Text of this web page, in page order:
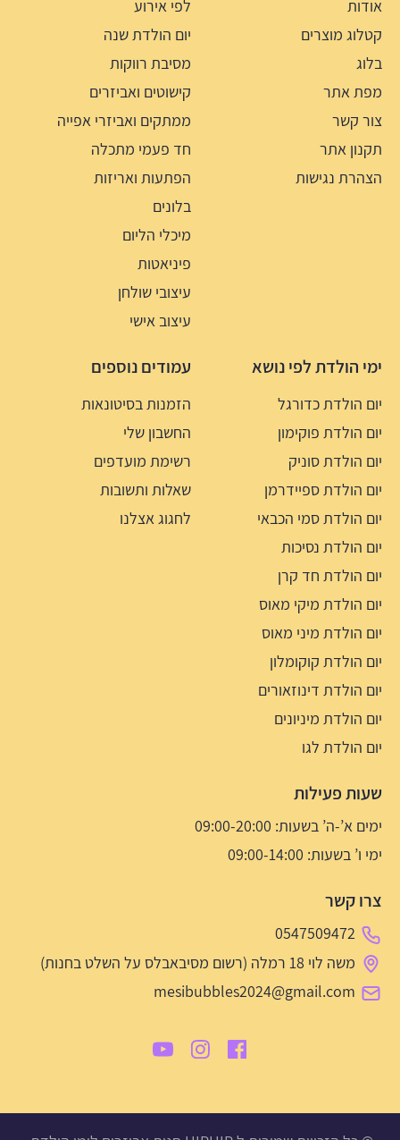
אודות
קטלוג מוצרים
בלוג
מפת אתר
צור קשר
תקנון אתר
הצהרת נגישות
לפי אירוע
יום הולדת שנה
מסיבת רווקות
קישוטים ואביזרים
ממתקים ואביזרי אפייה
חד פעמי מתכלה
הפתעות ואריזות
בלונים
מיכלי הליום
פיניאטות
עיצובי שולחן
עיצוב אישי
ימי הולדת לפי נושא
יום הולדת כדורגל
יום הולדת פוקימון
יום הולדת סוניק
יום הולדת ספיידרמן
יום הולדת סמי הכבאי
יום הולדת נסיכות
יום הולדת חד קרן
יום הולדת מיקי מאוס
יום הולדת מיני מאוס
יום הולדת קוקומלון
יום הולדת דינוזאורים
יום הולדת מיניונים
יום הולדת לגו
עמודים נוספים
הזמנות בסיטונאות
החשבון שלי
רשימת מועדפים
שאלות ותשובות
לחגוג אצלנו
שעות פעילות
ימים א’-ה’ בשעות: 09:00-20:00
ימי ו’ בשעות: 09:00-14:00
צרו קשר
0547509472
משה לוי 18 רמלה (רשום מסיבאבלס על השלט בחנות)
mesibubbles2024@gmail.com